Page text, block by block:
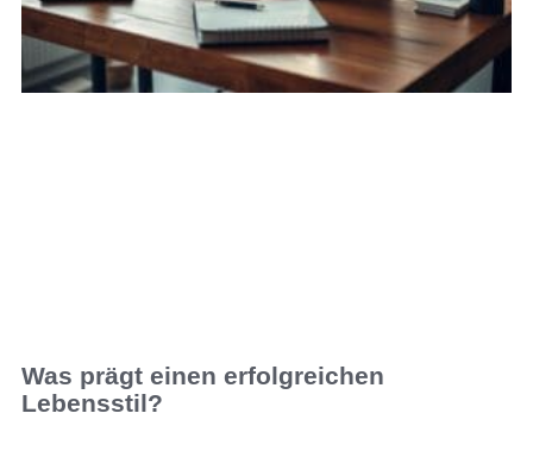
Was prägt einen erfolgreichen
Lebensstil?